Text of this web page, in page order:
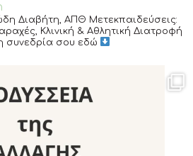
Διαβήτη, ΑΠΘ Μετεκπαιδεύσεις:
Κλινική & Αθλητική Διατροφή
συνεδρία σου εδώ